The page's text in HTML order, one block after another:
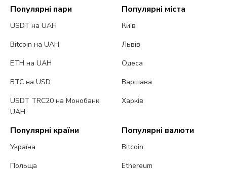
Популярні пари
USDT на UAH
Bitcoin на UAH
ETH на UAH
BTC на USD
USDT TRC20 на Монобанк
UAH
Популярні міста
Київ
Львів
Одеса
Варшава
Харків
Популярні країни
Україна
Польща
Популярні валюти
Bitcoin
Ethereum